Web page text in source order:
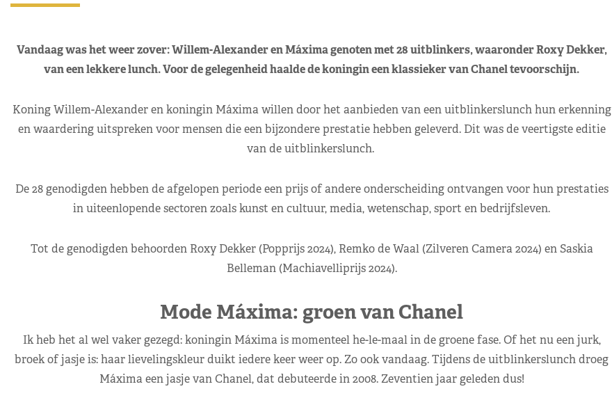
Vandaag was het weer zover: Willem-Alexander en Máxima genoten met 28 uitblinkers, waaronder Roxy Dekker,
van een lekkere lunch. Voor de gelegenheid haalde de koningin een klassieker van Chanel tevoorschijn.
Koning Willem-Alexander en koningin Máxima willen door het aanbieden van een uitblinkerslunch hun erkenning
en waardering uitspreken voor mensen die een bijzondere prestatie hebben geleverd. Dit was de veertigste editie
van de uitblinkerslunch.
De 28 genodigden hebben de afgelopen periode een prijs of andere onderscheiding ontvangen voor hun prestaties
in uiteenlopende sectoren zoals kunst en cultuur, media, wetenschap, sport en bedrijfsleven.
Tot de genodigden behoorden Roxy Dekker (Popprijs 2024), Remko de Waal (Zilveren Camera 2024) en Saskia
Belleman (Machiavelliprijs 2024).
Mode Máxima: groen van Chanel
Ik heb het al wel vaker gezegd: koningin Máxima is momenteel he-le-maal in de groene fase. Of het nu een jurk,
broek of jasje is: haar lievelingskleur duikt iedere keer weer op. Zo ook vandaag. Tijdens de uitblinkerslunch droeg
Máxima een jasje van Chanel, dat debuteerde in 2008. Zeventien jaar geleden dus!